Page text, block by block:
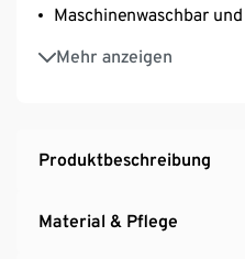
Maschinenwaschbar
Mehr anzeigen
Bezug hergestellt aus
irisette® greenline:
Produktbeschreibung
Material & Pflege